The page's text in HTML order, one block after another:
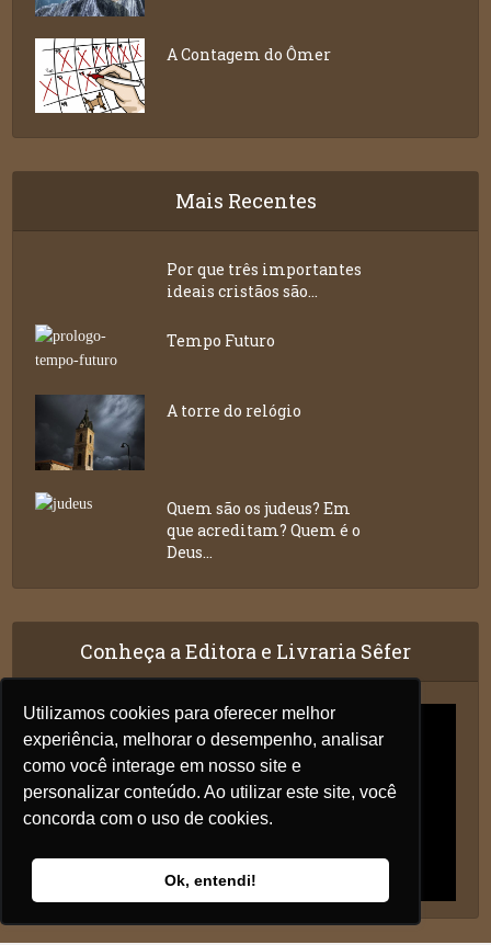
Utilizamos cookies para oferecer melhor
experiência, melhorar o desempenho, analisar
como você interage em nosso site e
personalizar conteúdo. Ao utilizar este site, você
concorda com o uso de cookies.
Ok, entendi!
A Contagem do Ômer
Mais Recentes
Por que três importantes
ideais cristãos são...
Tempo Futuro
A torre do relógio
Quem são os judeus? Em
que acreditam? Quem é o
Deus...
Conheça a Editora e Livraria Sêfer